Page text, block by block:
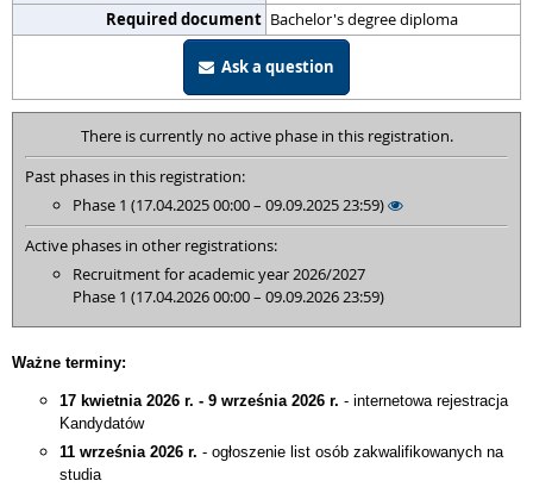
Required document Bachelor's degree diploma
Ask a question
There is currently no active phase in this registration.
Past phases in this registration:
Phase 1 (17.04.2025 00:00 – 09.09.2025 23:59)
Active phases in other registrations:
Recruitment for academic year 2026/2027
Phase 1 (17.04.2026 00:00 – 09.09.2026 23:59)
Ważne terminy:
17 kwietnia 2026 r. - 9 września 2026 r. - internetowa rejestracja
Kandydatów
11 września 2026 r. - ogłoszenie list osób zakwalifikowanych na
studia